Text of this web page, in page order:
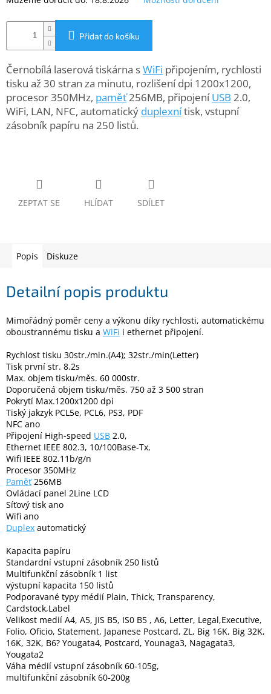
ESSOX
www.inpraise.cz
Gaming
Telefony
tablety
zahrada
notebooky
Elektronika
Domácnost
%
Black
Friday
VÝPRODEJ
Akční
zboží
TONERY
A
CARTRIDGE
OEM
Sestavy
počítačů
Inpraise
Kamerové
systémy
MILESIGHT
Doprodej
Přihlášení
Přidat do košíku
Černobílá laserová tiskárna sWiFi připojením, rychlosti
tisku až 30 stran za minutu, rozlišení dpi 1200x1200,
procesor 350MHz, paměť256MB, připojeníUSB 2.0,
WiFi, LAN, NFC, automatický duplexnítisk, vstupní
zásobník papíru na 250 listů.
ZEPTAT SE HLÍDAT SDÍLET
Popis Diskuze
Detailní popis produktu
Mimořádný poměr ceny a výkonu díky rychlosti, automatickému
oboustrannému tisku a WiFi i ethernet připojení.
Rychlost tisku 30str./min.(A4); 32str./min(Letter)
Tisk první str. 8.2s
Max. objem tisku/měs. 60 000str.
Doporučená objem tisku/měs. 750 až 3 500 stran
Pokrytí Max.1200x1200 dpi
Tiský jakzyk PCL5e, PCL6, PS3, PDF
NFC ano
Připojení High-speed USB 2.0,
Ethernet IEEE 802.3, 10/100Base-Tx,
Wifi IEEE 802.11b/g/n
Procesor 350MHz
Paměť256MB
Ovládací panel 2Line LCD
Síťový tisk ano
Wifi ano
Duplex automatický
Kapacita papíru
Standardní vstupní zásobník 250 listů
Multifunkční zásobník 1 list
výstupní kapacita 150 listů
Podporavané typy médií Plain, Thick, Transparency,
Cardstock,Label
Velikost medií A4, A5, JIS B5, IS0 B5 , A6, Letter, Legal,Executive,
Folio, Oficio, Statement, Japanese Postcard, ZL, Big 16K, Big 32K,
16K, 32K, B6? Yougata4, Postcard, Younaga3, Nagagata3,
Yougata2
Váha médií vstupní zásobník 60-105g,
multifunkční zásobník 60-200g